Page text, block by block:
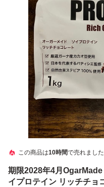
この商品は10時間で売れました
期限2028年4月
イプロテイン リッチチョ